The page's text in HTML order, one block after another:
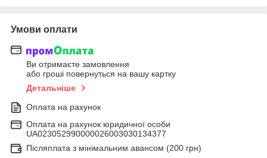
Умови оплати
Ви отримаєте замовлення
або гроші повернуться на вашу картку
Детальніше
Оплата на рахунок
Оплата на рахунок юридичної особи
UA023052990000026003030134377
Післяплата з мінімальним авансом (200 грн)